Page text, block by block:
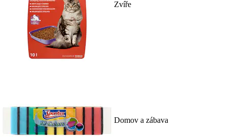
Zvíře
Domov a zábava